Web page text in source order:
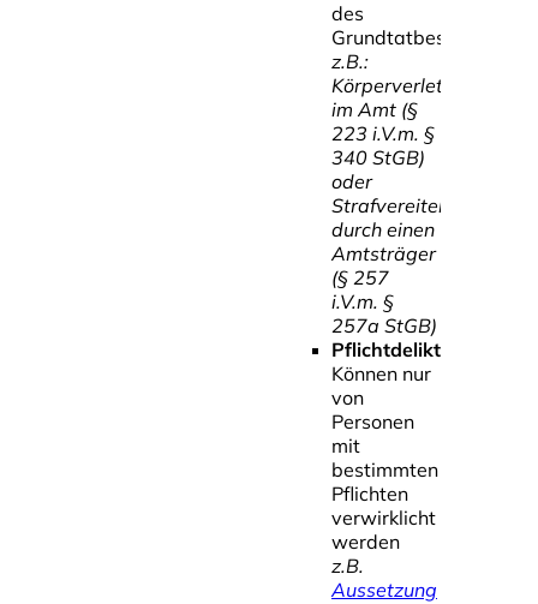
des
Grundtatbestandes
z.B.:
Körperverletzung
im Amt (§
223 i.V.m. §
340 StGB)
oder
Strafvereitelung
durch einen
Amtsträger
(§ 257
i.V.m. §
257a StGB)
Pflichtdelikte
Können nur
von
Personen
mit
bestimmten
Pflichten
verwirklicht
werden
z.B.
Aussetzung